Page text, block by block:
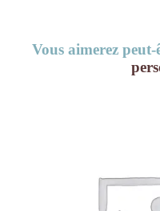
Vous aimerez peut-